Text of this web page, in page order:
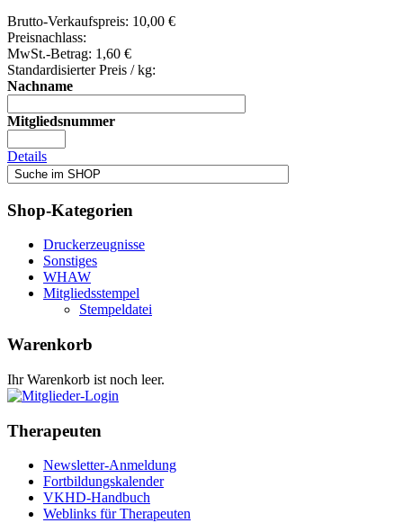
Brutto-Verkaufspreis: 10,00 €
Preisnachlass:
MwSt.-Betrag: 1,60 €
Standardisierter Preis / kg:
Nachname
Mitgliedsnummer
Details
Shop-Kategorien
Druckerzeugnisse
Sonstiges
WHAW
Mitgliedsstempel
Stempeldatei
Warenkorb
Ihr Warenkorb ist noch leer.
Therapeuten
Newsletter-Anmeldung
Fortbildungskalender
VKHD-Handbuch
Weblinks für Therapeuten